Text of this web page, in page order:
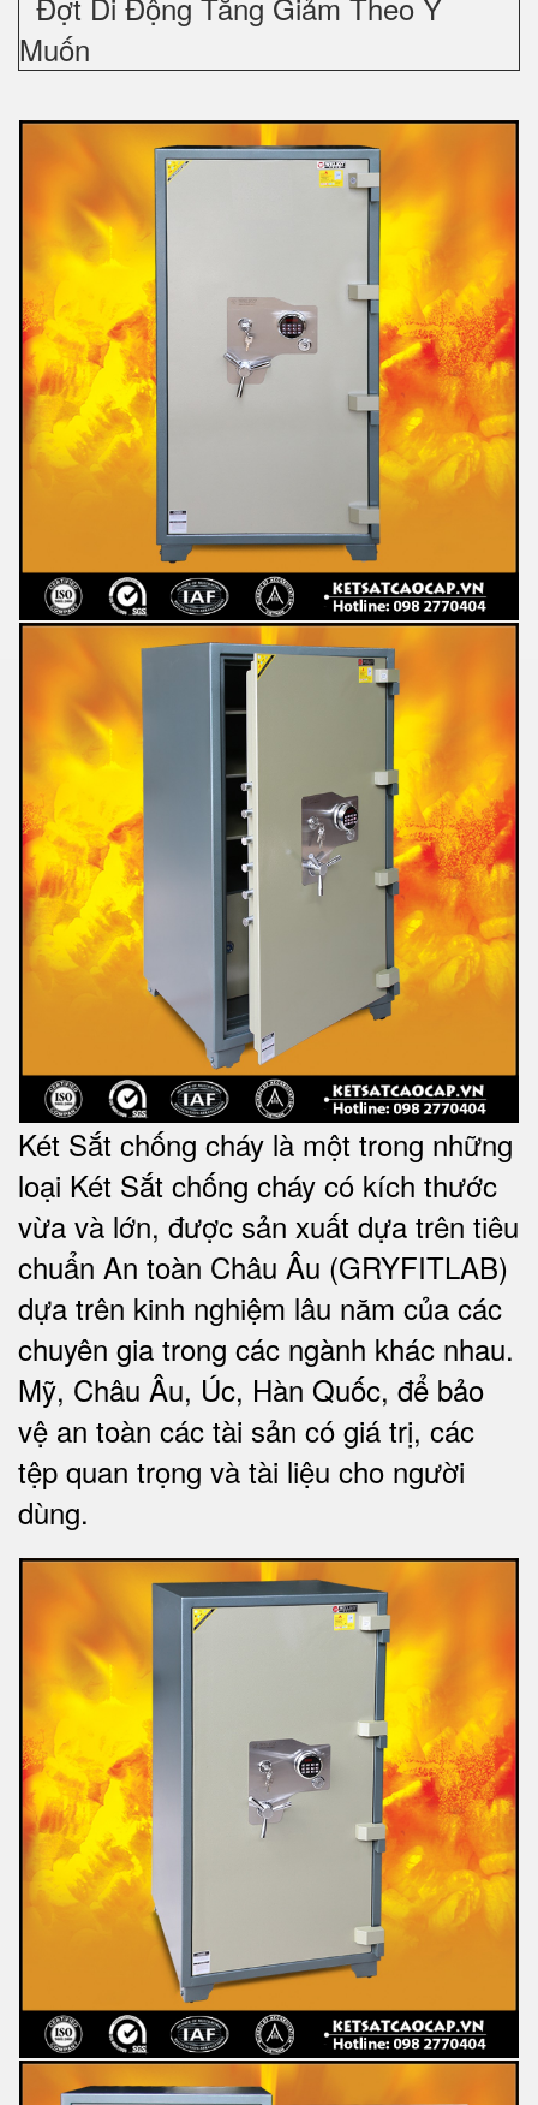
Muốn
Két Sắt chống cháy là một trong những
loại Két Sắt chống cháy có kích thước
vừa và lớn, được sản xuất dựa trên tiêu
chuẩn An toàn Châu Âu (GRYFITLAB)
dựa trên kinh nghiệm lâu năm của các
chuyên gia trong các ngành khác nhau.
Mỹ, Châu Âu, Úc, Hàn Quốc, để bảo
vệ an toàn các tài sản có giá trị, các
tệp quan trọng và tài liệu cho người
dùng.